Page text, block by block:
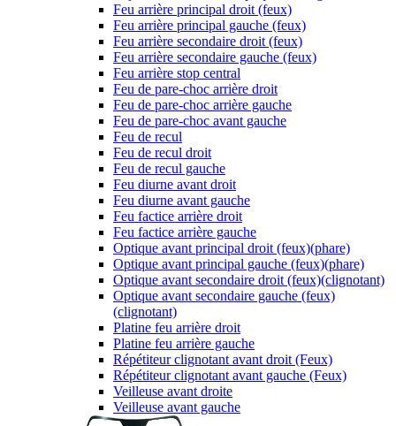
Feu arrière principal droit (feux)
Feu arrière principal gauche (feux)
Feu arrière secondaire droit (feux)
Feu arrière secondaire gauche (feux)
Feu arrière stop central
Feu de pare-choc arrière droit
Feu de pare-choc arrière gauche
Feu de pare-choc avant gauche
Feu de recul
Feu de recul droit
Feu de recul gauche
Feu diurne avant droit
Feu diurne avant gauche
Feu factice arrière droit
Feu factice arrière gauche
Optique avant principal droit (feux)(phare)
Optique avant principal gauche (feux)(phare)
Optique avant secondaire droit (feux)(clignotant)
Optique avant secondaire gauche (feux)
(clignotant)
Platine feu arrière droit
Platine feu arrière gauche
Répétiteur clignotant avant droit (Feux)
Répétiteur clignotant avant gauche (Feux)
Veilleuse avant droite
Veilleuse avant gauche